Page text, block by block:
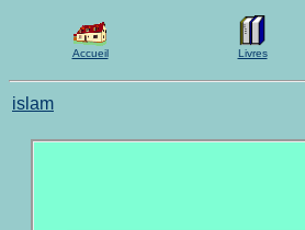
Accueil Livres
islam